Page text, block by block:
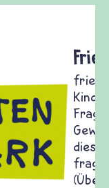
Angebot für
das zu
und
zu
frieden-
wichtige
Krieg